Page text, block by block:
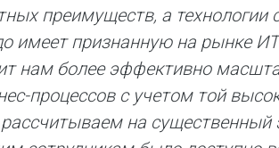
преимуществ, а
имеет признанную на рынке
нам более эффективно
процессов с учетом той
на существенный